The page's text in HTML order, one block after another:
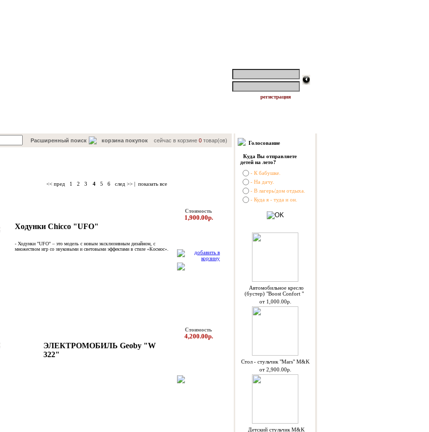
регистрация
Расширенный поиск корзина покупоксейчас в корзине 0товар(ов)
<< пред 1 2 3 4 5 6 след >>| показать все
Ходунки Chicco "UFO"
- Ходунки "UFO" – это модель с новым эксклюзивным дизайном, с
множеством игр со звуковыми и световыми эффектами в стиле «Космос».
Стоимость
1,900.00р.
ЭЛЕКТРОМОБИЛЬ Geoby "W
322"
Стоимость
4,200.00р.
Голосование
Куда Вы отправляете
детей на лето?
- К бабушке.
- На дачу.
- В лагерь/дом отдыха.
- Куда я - туда и он.
Автомобильное кресло
(бустер) "Boost Confort "
от 1,000.00р.
Стол - стульчик "Mars" M&K
от 2,900.00р.
Детский стульчик M&K